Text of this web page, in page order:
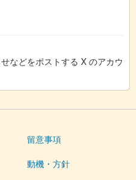
などをポストする X のアカウ
留意事項
動機・方針